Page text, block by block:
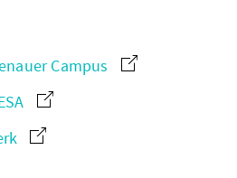
Campus